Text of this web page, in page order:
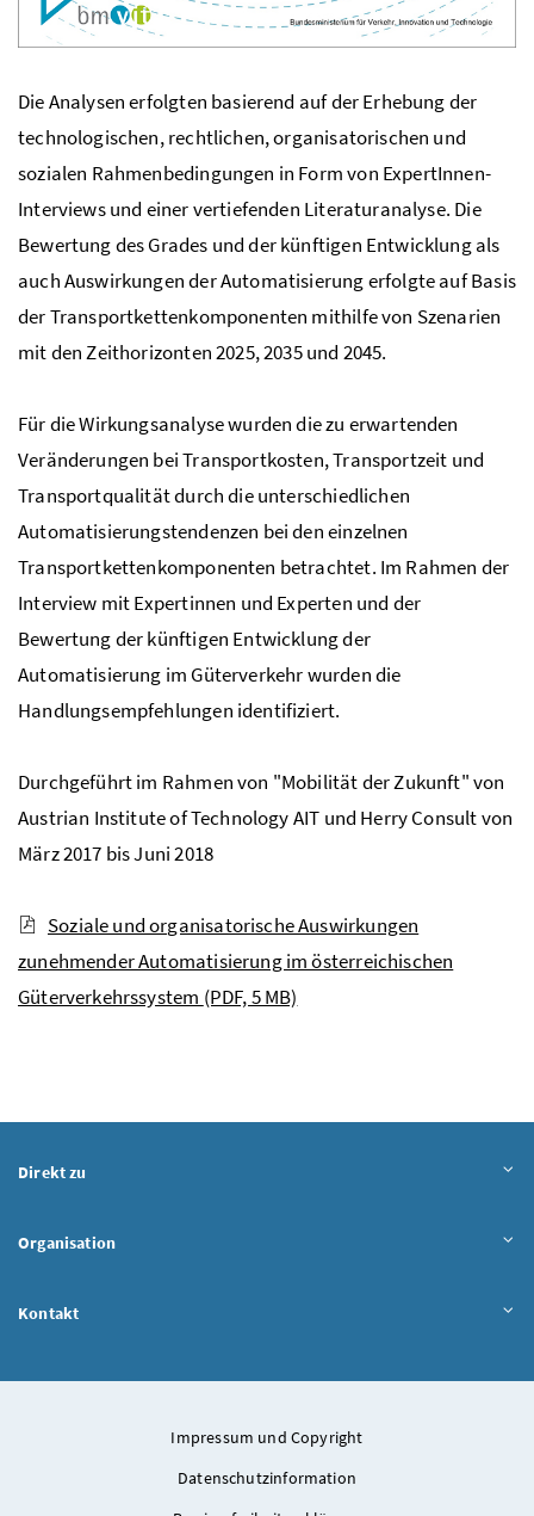
Die Analysen erfolgten basierend auf der Erhebung der
technologischen, rechtlichen, organisatorischen und
sozialen Rahmenbedingungen in Form von ExpertInnen-
Interviews und einer vertiefenden Literaturanalyse. Die
Bewertung des Grades und der künftigen Entwicklung als
auch Auswirkungen der Automatisierung erfolgte auf Basis
der Transportkettenkomponenten mithilfe von Szenarien
mit den Zeithorizonten 2025, 2035 und 2045.
Für die Wirkungsanalyse wurden die zu erwartenden
Veränderungen bei Transportkosten, Transportzeit und
Transportqualität durch die unterschiedlichen
Automatisierungstendenzen bei den einzelnen
Transportkettenkomponenten betrachtet. Im Rahmen der
Interview mit Expertinnen und Experten und der
Bewertung der künftigen Entwicklung der
Automatisierung im Güterverkehr wurden die
Handlungsempfehlungen identifiziert.
Durchgeführt im Rahmen von "Mobilität der Zukunft" von
Austrian Institute of TechnologyAIT und Herry Consult von
März 2017 bis Juni 2018
Soziale und organisatorische Auswirkungen
zunehmender Automatisierung im österreichischen
Güterverkehrssystem (PDF, 5 MB)
Direkt zu
Organisation
Kontakt
Impressum und Copyright
Datenschutzinformation